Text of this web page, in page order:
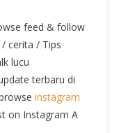
feed & follow
cerita / Tips
lucu
terbaru di
instagram
on Instagram A